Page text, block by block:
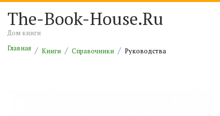
The-Book-House.Ru
Дом книги
Главная
Книги Справочники Руководства